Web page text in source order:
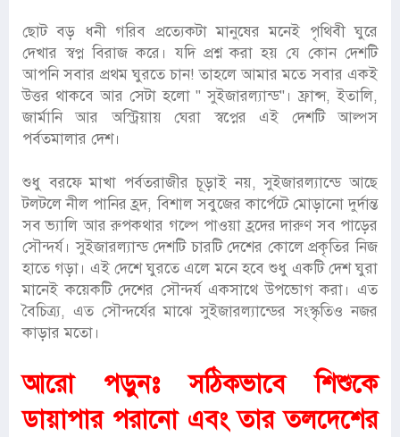
ছোট বড় ধনী গরিব প্রত্যেকটা মানুষের মনেই পৃথিবী ঘুরে
দেখার স্বপ্ন বিরাজ করে। যদি প্রশ্ন করা হয় যে কোন দেশটি
আপনি সবার প্রথম ঘুরতে চান! তাহলে আমার মতে সবার একই
উত্তর থাকবে আর সেটা হলো " সুইজারল্যান্ড"। ফ্রান্স, ইতালি,
জার্মানি আর অস্ট্রিয়ায় ঘেরা স্বপ্নের এই দেশটি আল্পস
পর্বতমালার দেশ।
শুধু বরফে মাখা পর্বতরাজীর চূড়াই নয়, সুইজারল্যান্ডে আছে
টলটলে নীল পানির হ্রদ, বিশাল সবুজের কার্পেটে মোড়ানো দুর্দান্ত
সব ভ্যালি আর রুপকথার গল্পে পাওয়া হ্রদের দারুণ সব পাড়ের
সৌন্দর্য। সুইজারল্যান্ড দেশটি চারটি দেশের কোলে প্রকৃতির নিজ
হাতে গড়া। এই দেশে ঘুরতে এলে মনে হবে শুধু একটি দেশ ঘুরা
মানেই কয়েকটি দেশের সৌন্দর্য একসাথে উপভোগ করা। এত
বৈচিত্র্য, এত সৌন্দর্যের মাঝে সুইজারল্যান্ডের সংস্কৃতিও নজর
কাড়ার মতো।
আরো পড়ুনঃসঠিকভাবে শিশুকে
ডায়াপার পরানো এবং তার তলদেশের